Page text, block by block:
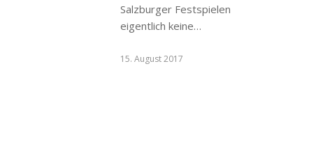
Salzburger Festspielen
eigentlich keine…
15. August 2017